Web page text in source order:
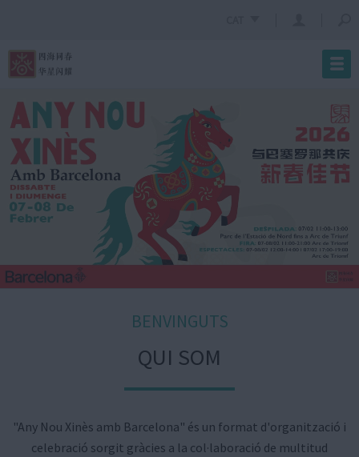
BENVINGUTS
QUI SOM
"Any Nou Xinès amb Barcelona" és un format d'organització i
celebració sorgit gràcies a la col·laboració de multitud